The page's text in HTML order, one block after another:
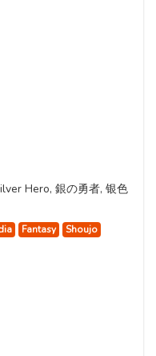
Hero, 銀の勇者, 银色
Fantasy Shoujo